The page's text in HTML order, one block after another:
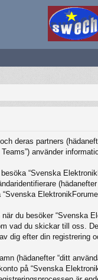
deras partners
använder
“Svenska
du besöker “Svenska
vad du skickar till oss.
dig efter din registrering
(hädanefter “ditt
på “Svenska